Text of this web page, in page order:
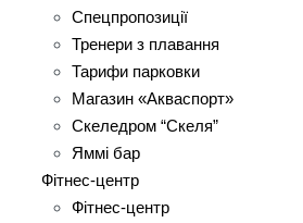
Спецпропозиції
Тренери з плавання
Тарифи парковки
Магазин «Акваспорт»
Скеледром “Скеля”
Яммі бар
Фітнес-центр
Фітнес-центр